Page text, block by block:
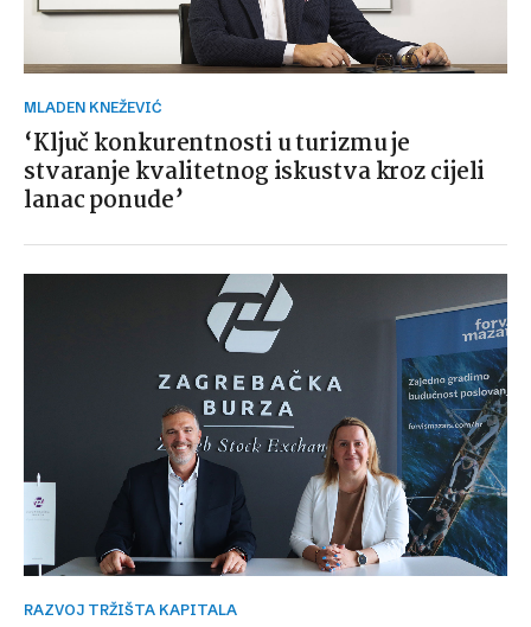
MLADEN KNEŽEVIĆ
‘Ključ konkurentnosti u turizmu je
stvaranje kvalitetnog iskustva kroz cijeli
lanac ponude’
RAZVOJ TRŽIŠTA KAPITALA